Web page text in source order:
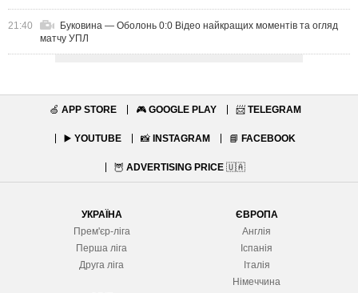
21:40
Буковина — Оболонь 0:0 Відео найкращих моментів та огляд
матчу УПЛ
🍏 APP STORE 🎮 GOOGLE PLAY 📨 TELEGRAM
▶️ YOUTUBE 📸 INSTAGRAM 📘 FACEBOOK
🦉 ADVERTISING PRICE 🇺🇦
УКРАЇНА
Прем'єр-ліга
Перша ліга
Друга ліга
ЄВРОПА
Англія
Іспанія
Італія
Німеччина